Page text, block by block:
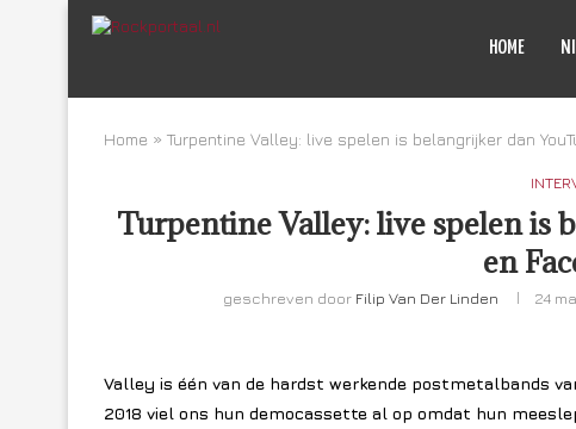
HOME
Home » Turpentine Valley: live spelen is belangrijker dan
Turpentine Valley: live spelen is
en
geschreven door Filip Van Der Linden 24
Valley is één van de hardst werkende postmetalbands
2018 viel ons hun democassette al op omdat hun